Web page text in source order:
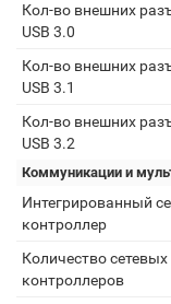
Кол-во внешних
USB 3.0
Кол-во внешних
USB 3.1
Кол-во внешних
USB 3.2
Коммуникации и
Интегрированный
контроллер
Количество сетевых
контроллеров